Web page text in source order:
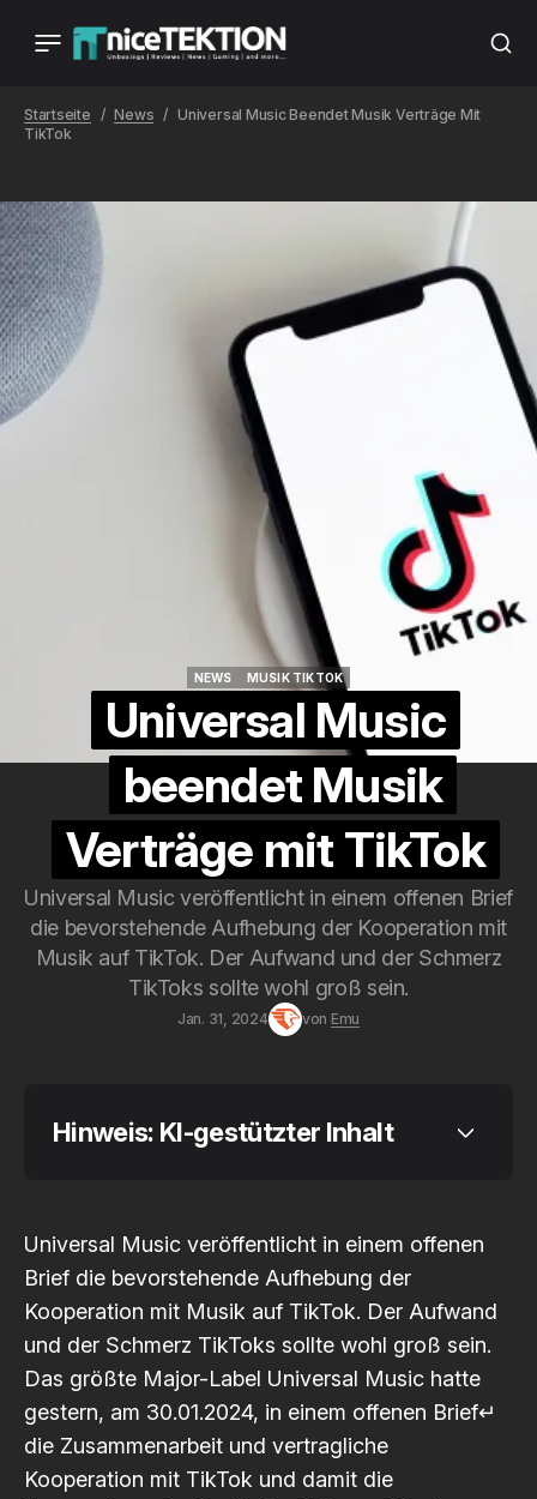
Startseite News
Universal Music Beendet Musik Verträge Mit
TikTok
NEWS
MUSIK TIKTOK
Universal Music
beendet Musik
Verträge mit TikTok
Universal Music veröffentlicht in einem offenen Brief
die bevorstehende Aufhebung der Kooperation mit
Musik auf TikTok. Der Aufwand und der Schmerz
TikToks sollte wohl groß sein.
Jan. 31, 2024 von Emu
Hinweis: KI-gestützter Inhalt
Code of Conduct
Universal Music veröffentlicht in einem offenen
Brief die bevorstehende Aufhebung der
Kooperation mit Musik auf TikTok. Der Aufwand
und der Schmerz TikToks sollte wohl groß sein.
Das größte Major-Label Universal Music hatte
gestern, am 30.01.2024, in einem offenen Brief↵
die Zusammenarbeit und vertragliche
Kooperation mit TikTok und damit die